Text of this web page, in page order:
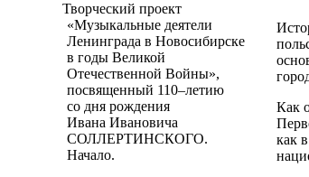
Творческий проект
«Музыкальные деятели
Ленинграда в Новосибирске
в годы Великой
Отечественной Войны»,
посвященный 110–летию
со дня рождения
Ивана Ивановича
СОЛЛЕРТИНСКОГО.
Начало.
Как
как